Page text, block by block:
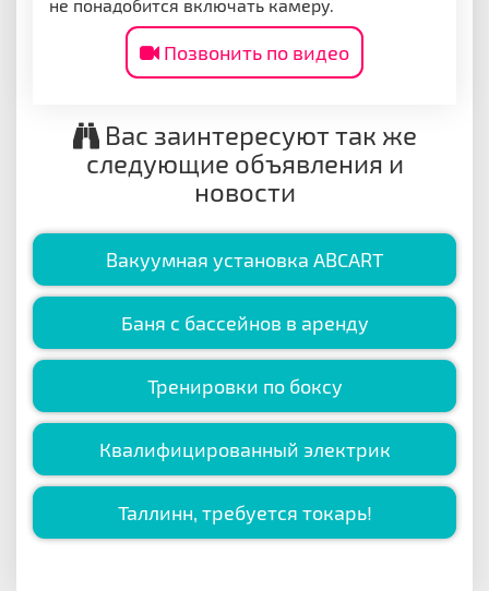
не понадобится включать камеру.
Позвонить по видео
Вас заинтересуют так же
следующие объявления и
новости
Вакуумная установка ABCART
Баня с бассейнов в аренду
Тренировки по боксу
Квалифицированный электрик
Таллинн, требуется токарь!